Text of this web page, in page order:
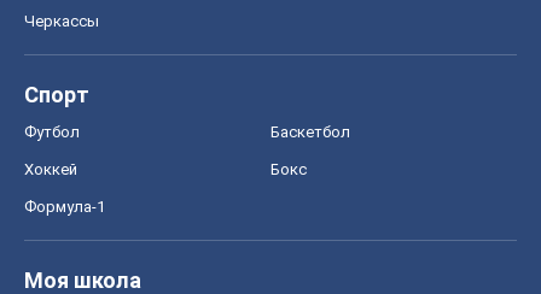
Черкассы
Спорт
Футбол Баскетбол
Хоккей Бокс
Формула-1
Моя школа